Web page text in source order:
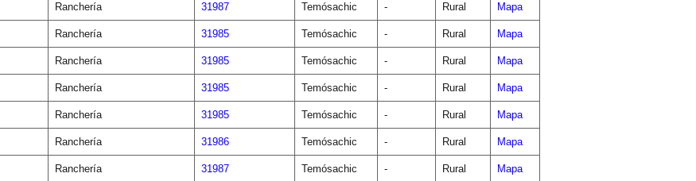
Ranchería 31987 Temósachic - Rural Mapa
Ranchería 31985 Temósachic - Rural Mapa
Ranchería 31985 Temósachic - Rural Mapa
Ranchería 31985 Temósachic - Rural Mapa
Ranchería 31985 Temósachic - Rural Mapa
Ranchería 31986 Temósachic - Rural Mapa
Ranchería 31987 Temósachic - Rural Mapa